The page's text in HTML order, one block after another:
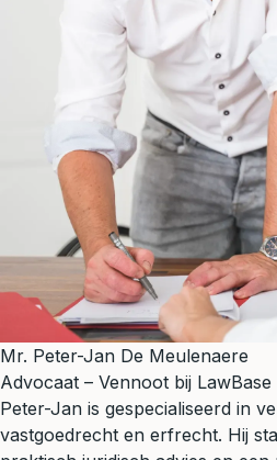
Mr. Peter-Jan De Meulenaere
Advocaat – Vennoot bij LawBase
Peter-Jan is gespecialiseerd in
vastgoedrecht en erfrecht. Hij